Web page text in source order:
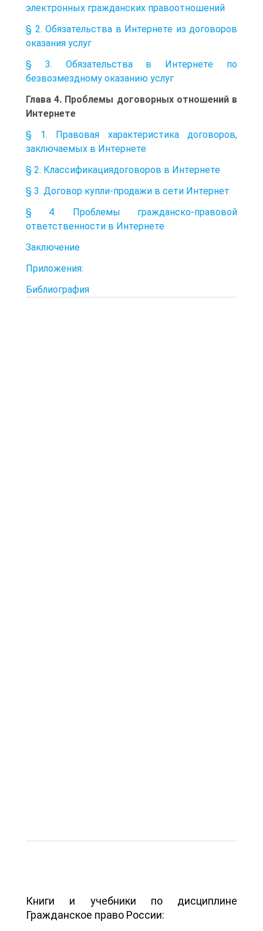
электронных гражданских правоотношений
§ 2. Обязательства в Интернете из договоров
оказания услуг
§ 3. Обязательства в Интернете по
безвозмездному оказанию услуг
Глава 4. Проблемы договорных отношений в
Интернете
§ 1. Правовая характеристика договоров,
заключаемых в Интернете
§ 2. Классификациядоговоров в Интернете
§ 3. Договор купли-продажи в сети Интернет
§ 4. Проблемы гражданско-правовой
ответственности в Интернете
Заключение
Приложения:
Библиография
Книги и учебники по дисциплине
Гражданское право России: